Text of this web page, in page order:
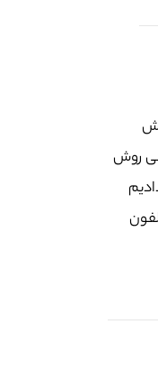
روش